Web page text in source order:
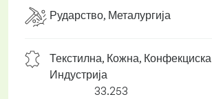
Рударство, Металургија
Текстилна, Кожна, Конфекциска
Индустрија
33.253